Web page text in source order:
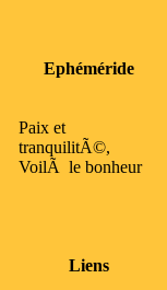
Ephéméride
Paix et
tranquilitÃ©,
VoilÃ le bonheur
Liens